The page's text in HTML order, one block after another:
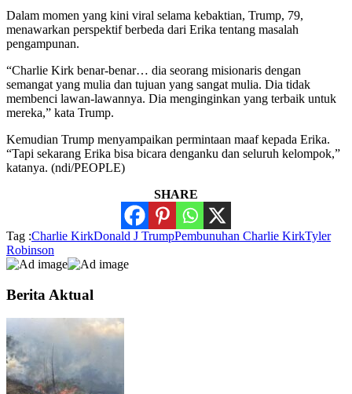
Dalam momen yang kini viral selama kebaktian, Trump, 79,
menawarkan perspektif berbeda dari Erika tentang masalah
pengampunan.
“Charlie Kirk benar-benar… dia seorang misionaris dengan
semangat yang mulia dan tujuan yang sangat mulia. Dia tidak
membenci lawan-lawannya. Dia menginginkan yang terbaik untuk
mereka,” kata Trump.
Kemudian Trump menyampaikan permintaan maaf kepada Erika.
“Tapi sekarang Erika bisa bicara denganku dan seluruh kelompok,”
katanya. (ndi/PEOPLE)
SHARE
Tag :Charlie KirkDonald J TrumpPembunuhan Charlie KirkTyler
Robinson
Berita Aktual